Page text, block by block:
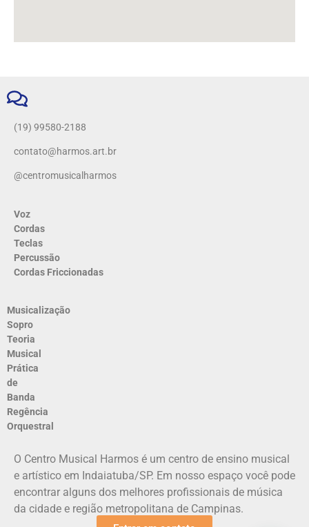
(19) 99580-2188
contato@harmos.art.br
@centromusicalharmos
Voz
Cordas
Teclas
Percussão
Cordas Friccionadas
Musicalização
Sopro
Teoria
Musical
Prática
de
Banda
Regência
Orquestral
O Centro Musical Harmos é um centro de ensino musical
e artístico em Indaiatuba/SP. Em nosso espaço você pode
encontrar alguns dos melhores profissionais de música
da cidade e região metropolitana de Campinas.